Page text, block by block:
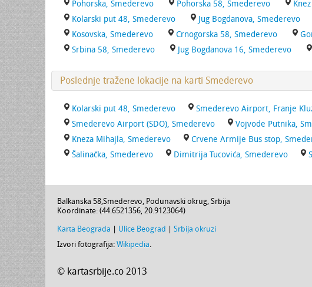
Pohorska, Smederevo
Pohorska 58, Smederevo
Kolarski put 48, Smederevo
Jug Bogdanova, Smederevo
Kosovska, Smederevo
Crnogorska 58, Smederevo
Srbina 58, Smederevo
Jug Bogdanova 16, Smederevo
Poslednje tražene lokacije na karti Smederevo
Kolarski put 48, Smederevo Smederevo Airport, Franje
Smederevo Airport (SDO), Smederevo
Vojvode Putnika,
Kneza Mihajla, Smederevo
Crvene Armije Bus stop,
Šalinačka, Smederevo
Dimitrija Tucovića, Smederevo
Balkanska 58,Smederevo, Podunavski okrug, Srbija
Koordinate: (44.6521356, 20.9123064)
Karta Beograda Ulice Beograd
Srbija okruzi
Izvori fotografija: Wikipedia.
© kartasrbije.co 2013